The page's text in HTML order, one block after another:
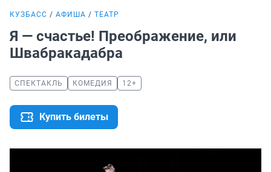
КУЗБАСС АФИША ТЕАТР
Я — счастье! Преображение, или
Швабракадабра
СПЕКТАКЛЬ КОМЕДИЯ 12+
Купить билеты